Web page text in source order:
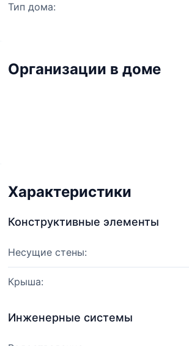
Тип дома:
Организации в доме
Характеристики
Конструктивные элементы
Несущие стены:
Крыша:
Инженерные системы